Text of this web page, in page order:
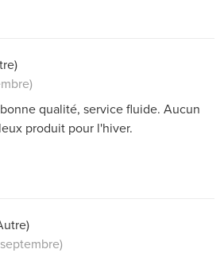
qualité, service fluide. Aucun
produit pour l'hiver.